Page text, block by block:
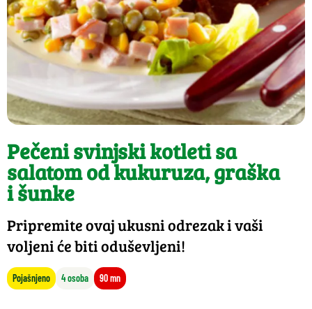
Pečeni svinjski kotleti sa
salatom od kukuruza, graška
i šunke
Pripremite ovaj ukusni odrezak i vaši
voljeni će biti oduševljeni!
Pojašnjeno 4 osoba 90 mn